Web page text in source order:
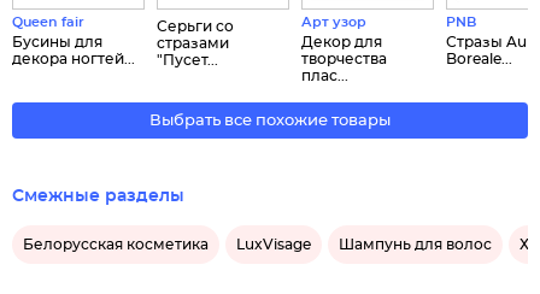
Queen fair
Бусины для
декора ногтей...
Серьги со
стразами
"Пусет...
Арт узор
Декор для
творчества
плас...
PNB
Стразы
Boreale...
Выбрать все похожие товары
Смежные разделы
Белорусская косметика LuxVisage Шампунь для волос